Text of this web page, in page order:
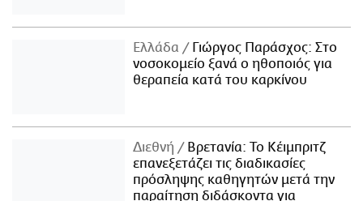
Ελλάδα
Γιώργος Παράσχος: Στο
νοσοκομείο ξανά ο ηθοποιός για
θεραπεία κατά του καρκίνου
Διεθνή
Βρετανία: Το Κέιμπριτζ
επανεξετάζει τις διαδικασίες
πρόσληψης καθηγητών μετά την
παραίτηση διδάσκοντα για